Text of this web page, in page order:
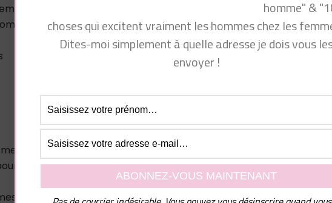
femmes
homme" &
choses qui excitent vraiment les hommes chez les
Dites-moi simplement à quelle adresse je dois vous
envoyer !